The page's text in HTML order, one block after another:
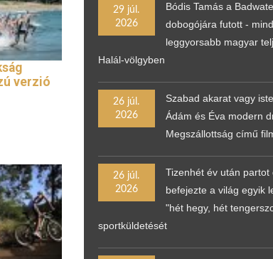
verzió
29 júl.
2026
Bódis Tamás a
dobogójára futott -
leggyorsabb magyar
Halál-völgyben
26 júl.
2026
Szabad akarat vagy
Ádám és Éva modern
Megszállottság című
26 júl.
2026
Tizenhét év után partot
befejezte a világ egyik
"hét hegy, hét
sportküldetését